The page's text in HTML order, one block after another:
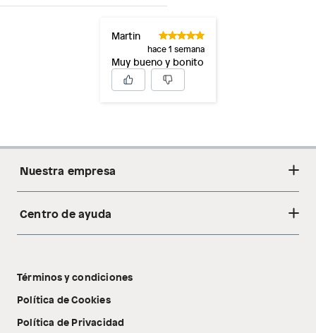
Martin
hace 1 semana
Muy bueno y bonito
Nuestra empresa
Acerca de nosotros
Tecnología Pillow Walk
Centro de ayuda
Libro de reclamaciones
Términos y condiciones
Política de Cookies
Política de Privacidad